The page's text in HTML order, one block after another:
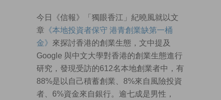
今日《信報》「獨眼香江」紀曉風就以文
章 《本地投資者保守 港青創業缺第一桶
金》 來探討香港的創業生態，文中提及
Google 與中文大學對香港的創業生態進行
研究，發現受訪的612名本地創業者中，有
88%是以自己積蓄創業、8%來自風險投資
者、6%資金來自銀行。逾七成是男性，